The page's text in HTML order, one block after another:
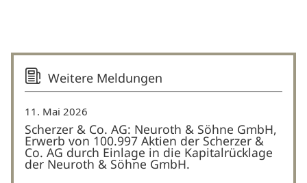
Weitere Meldungen
11. Mai 2026
Scherzer & Co. AG: Neuroth & Söhne GmbH,
Erwerb von 100.997 Aktien der Scherzer &
Co. AG durch Einlage in die Kapitalrücklage
der Neuroth & Söhne GmbH.